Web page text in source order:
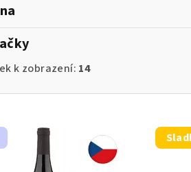
k zobrazení: 14